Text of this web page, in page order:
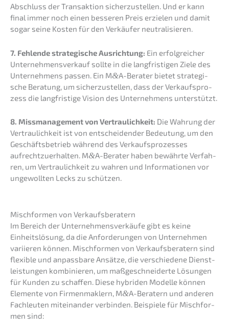
Abschluss der Trans­ak­ti­on sicher­zu­stel­len. Und er kann
final immer noch einen besse­ren Preis erzie­len und damit
sogar seine Kosten für den Verkäu­fer neutralisieren.
7. Fehlen­de strate­gi­sche Ausrich­tung: Ein erfolg­rei­cher
Unter­nehmens­verkauf sollte in die langfris­ti­gen Ziele des
Unter­neh­mens passen. Ein M&A-Berater bietet strate­gi­
sche Beratung, um sicher­zu­stel­len, dass der Verkaufs­pro­
zess die langfris­ti­ge Vision des Unter­neh­mens unterstützt.
8. Missma­nage­ment von Vertrau­lich­keit: Die Wahrung der
Vertrau­lich­keit ist von entschei­den­der Bedeu­tung, um den
Geschäfts­be­trieb während des Verkaufs­pro­zes­ses
aufrecht­zu­er­hal­ten. M&A-Berater haben bewähr­te Verfah­
ren, um Vertrau­lich­keit zu wahren und Infor­ma­tio­nen vor
ungewoll­ten Lecks zu schützen.
Misch­for­men von Verkaufsberatern
Im Bereich der Unter­neh­mens­ver­käu­fe gibt es keine
Einheits­lö­sung, da die Anfor­de­run­gen von Unter­neh­men
variie­ren können. Misch­for­men von Verkaufs­be­ra­tern sind
flexi­ble und anpass­ba­re Ansät­ze, die verschie­de­ne Dienst­
leis­tun­gen kombi­nie­ren, um maßge­schnei­der­te Lösun­gen
für Kunden zu schaf­fen. Diese hybri­den Model­le können
Elemen­te von Firmen­mak­lern, M&A-Beratern und anderen
Fachleu­ten mitein­an­der verbin­den. Beispie­le für Misch­for­
men sind: